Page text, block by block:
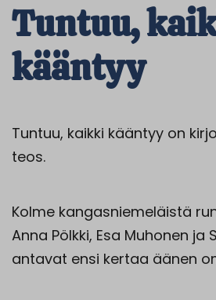
Tuntuu,
kääntyy
Tuntuu, kaikki kääntyy on
teos.
Kolme kangasniemeläistä
Anna Pölkki, Esa Muhonen ja
antavat ensi kertaa äänen